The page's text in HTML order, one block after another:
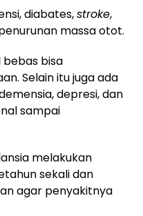
diabates,stroke,
massa otot.
bisa
Selain itu juga ada
depresi, dan
sampai
melakukan
sekali dan
agar penyakitnya